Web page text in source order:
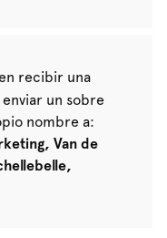
recibir una
un sobre
nombre a:
Van de